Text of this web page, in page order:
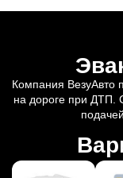
Компания ВезуАвто
на дороге при ДТП.